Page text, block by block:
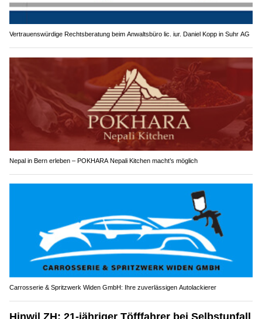
Vertrauenswürdige Rechtsberatung beim Anwaltsbüro lic. iur. Daniel Kopp in Suhr AG
Nepal in Bern erleben – POKHARA Nepali Kitchen macht’s möglich
Carrosserie & Spritzwerk Widen GmbH: Ihre zuverlässigen Autolackierer
Hinwil ZH: 21-jähriger Töfffahrer bei Selbstunfall